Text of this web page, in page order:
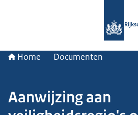
Home Documenten
Aanwijzing aan